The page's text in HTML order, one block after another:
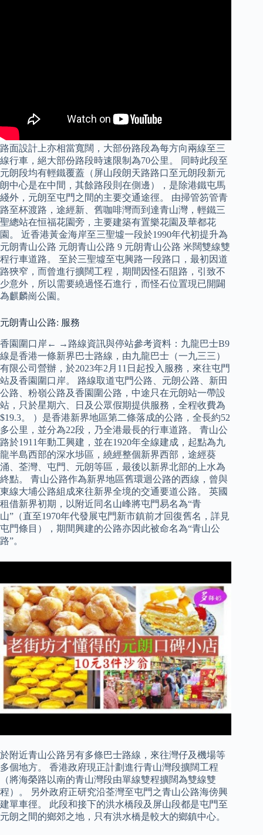
路面設計上亦相當寬闊，大部份路段為每方向兩線至三
線行車，絕大部份路段時速限制為70公里。 同時此段至
元朗段均有輕鐵覆蓋（屏山段朗天路路口至元朗段新元
朗中心是在中間，其餘路段則在側邊），是除港鐵屯馬
綫外，元朗至屯門之間的主要交通途徑。 由掃管笏管青
路至杯渡路，途經新、舊咖啡灣而到達青山灣，輕鐵三
聖總站在恒福花園旁，主要建築有置樂花園及華都花
園。 近香港黃金海岸至三聖墟一段於1990年代初提升為
元朗青山公路 元朗青山公路 9 元朗青山公路 米闊雙線雙
程行車道路。 至於三聖墟至屯興路一段路口，最初因道
路狹窄，而曾進行擴闊工程，期間因怪石阻路，引致不
少意外，所以需要繞過怪石進行，而怪石位置現已開闢
為麒麟崗公園。
元朗青山公路: 服務
香園圍口岸← →路線資訊與停站參考資料：九龍巴士B9
線是香港一條新界巴士路線，由九龍巴士（一九三三）
有限公司營辦，於2023年2月11日起投入服務，來往屯門
站及香園圍口岸。 路線取道屯門公路、元朗公路、新田
公路、粉嶺公路及香園圍公路，中途只在元朗站一帶設
站，只於星期六、日及公眾假期提供服務，全程收費為
$19.3。 ）是香港新界地區第二條落成的公路，全長約52
多公里，並分為22段，乃全港最長的行車道路。 青山公
路於1911年動工興建，並在1920年全線建成，起點為九
龍半島西部的深水埗區，繞經整個新界西部，途經葵
涌、荃灣、屯門、元朗等區，最後以新界北部的上水為
終點。 青山公路作為新界地區舊環迴公路的西線，曾與
東線大埔公路組成來往新界全境的交通要道公路。 英國
租借新界初期，以附近同名山峰將屯門易名為“青
山”（直至1970年代發展屯門新市鎮前才回復舊名，詳見
屯門條目），期間興建的公路亦因此被命名為“青山公
路”。
於附近青山公路另有多條巴士路線，來往灣仔及機場等
多個地方。 香港政府現正計劃進行青山灣段擴闊工程
（將海榮路以南的青山灣段由單線雙程擴闊為雙線雙
程）。 另外政府正研究沿荃灣至屯門之青山公路海傍興
建單車徑。 此段和接下的洪水橋段及屏山段都是屯門至
元朗之間的鄉郊之地，只有洪水橋是較大的鄉鎮中心。